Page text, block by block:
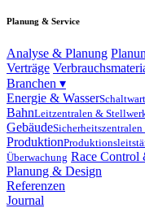
Planung & Service
Analyse & Planung
Verträge
Branchen ▾
Energie & Wasser
BahnLeitzentralen &
GebäudeSicherheitszentralen
Produktion
Überwachung Race Control
Planung & Design
Referenzen
Journal